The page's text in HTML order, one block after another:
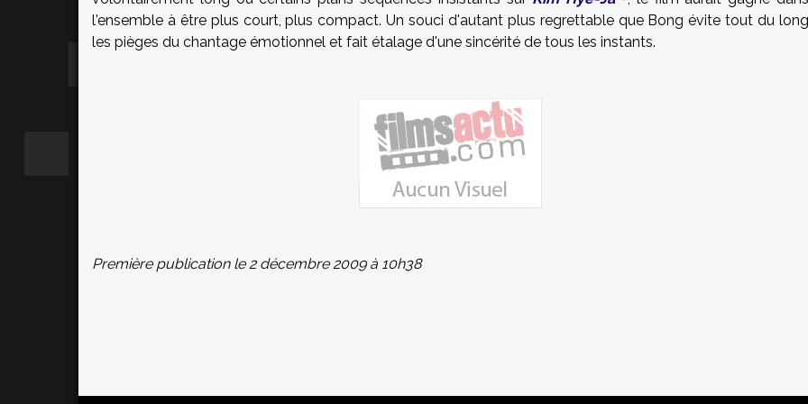
l'ensemble à être plus court, plus compact. Un souci d'autant plus regrettable que Bong évite tout du long
les pièges du chantage émotionnel et fait étalage d'une sincérité de tous les instants.
Première publication le 2 décembre 2009 à 10h38